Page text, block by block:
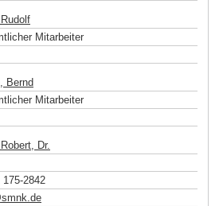
Mitarbeiter
Bernd
Mitarbeiter
Dr.
2842
smnk de